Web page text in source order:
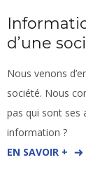
d’une
Nous venons
société. Nous
pas qui sont ses
information ?
EN SAVOIR +